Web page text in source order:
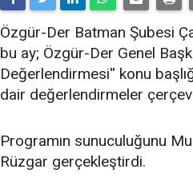
​Özgür-Der Batman Şubesi
bu ay; Özgür-Der Genel
Değerlendirmesi'' konu
dair değerlendirmeler
Programın sunuculuğunu
Rüzgar gerçekleştirdi.